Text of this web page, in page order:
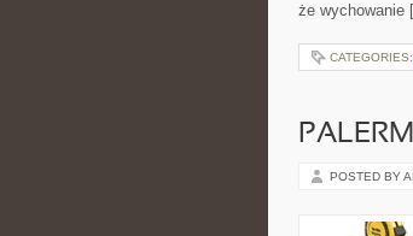
że wychowanie
CATEGORIES:
POSTED BY